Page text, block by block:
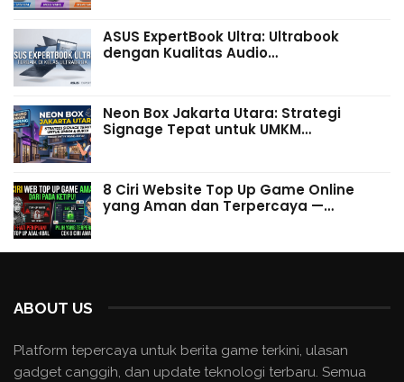
ASUS ExpertBook Ultra: Ultrabook
dengan Kualitas Audio…
Neon Box Jakarta Utara: Strategi
Signage Tepat untuk UMKM…
8 Ciri Website Top Up Game Online
yang Aman dan Terpercaya —…
ABOUT US
Platform tepercaya untuk berita game terkini, ulasan
gadget canggih, dan update teknologi terbaru. Semua